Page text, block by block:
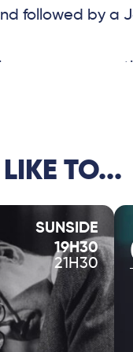
followed by a
une
TO...
SUNSIDE
19H30
21H30